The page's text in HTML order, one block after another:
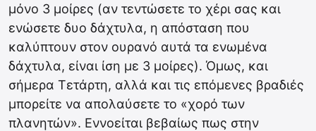
μόνο 3 μοίρες (αν τεντώσετε το χέρι σας και
ενώσετε δυο δάχτυλα, η απόσταση που
καλύπτουν στον ουρανό αυτά τα ενωμένα
δάχτυλα, είναι ίση με 3 μοίρες). Όμως, και
σήμερα Τετάρτη, αλλά και τις επόμενες βραδιές
μπορείτε να απολαύσετε το «χορό των
πλανητών». Εννοείται βεβαίως πως στην